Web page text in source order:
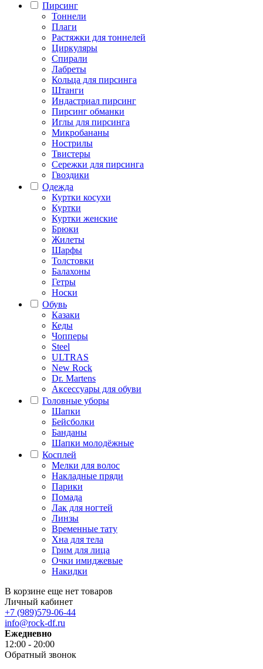
Пирсинг
Тоннели
Плаги
Растяжки для тоннелей
Циркуляры
Спирали
Лабреты
Кольца для пирсинга
Штанги
Индастриал пирсинг
Пирсинг обманки
Иглы для пирсинга
Микробананы
Нострилы
Твистеры
Сережки для пирсинга
Гвоздики
Одежда
Куртки косухи
Куртки
Куртки женские
Брюки
Жилеты
Шарфы
Толстовки
Балахоны
Гетры
Носки
Обувь
Казаки
Кеды
Чопперы
Steel
ULTRAS
New Rock
Dr. Martens
Аксессуары для обуви
Головные уборы
Шапки
Бейсболки
Банданы
Шапки молодёжные
Косплей
Мелки для волос
Накладные пряди
Парики
Помада
Лак для ногтей
Линзы
Временные тату
Хна для тела
Грим для лица
Очки имиджевые
Накидки
В корзине еще нет товаров
Личный кабинет
+7 (989)579-06-44
info@rock-df.ru
Ежедневно
12:00 - 20:00
Обратный звонок